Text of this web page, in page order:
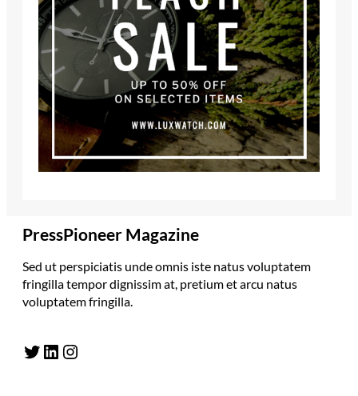
PressPioneer Magazine
Sed ut perspiciatis unde omnis iste natus voluptatem
fringilla tempor dignissim at, pretium et arcu natus
voluptatem fringilla.
Twitter LinkedIn Instagram